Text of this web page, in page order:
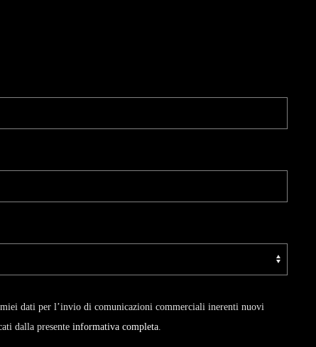
dati per l’invio di comunicazioni commerciali inerenti nuovi
dalla presente informativa completa.